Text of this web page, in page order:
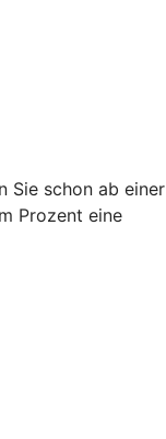
Sie schon ab einer
Prozent eine